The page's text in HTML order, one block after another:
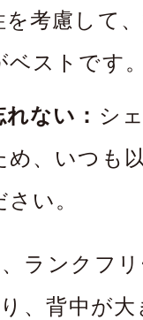
を考慮して
ストです。
ない： シ
め、いつも
い。
ランクフ
、背中が